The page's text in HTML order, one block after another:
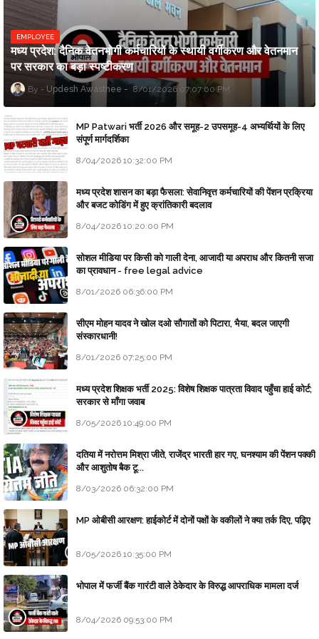
EMPLOYEE
मध्य प्रदेश: दैनिक वेतनभोगी कर्मचारियों के स्थायी वर्गीकरण और वेतनमान
पर सरकार का बड़ा स्पष्टीकरण
Updesh Awasthee 8/01/2026 07:07:00 PM
MP Patwari भर्ती 2026 और समूह-2 उपसमूह-4 अभ्यर्थियों के लिए
संपूर्ण मार्गदर्शिका
8/04/2026 10:32:00 PM
मध्य प्रदेश शासन का बड़ा फैसला: सेवानिवृत्त कर्मचारियों की पेंशन प्रक्रिया
और बजट कोडिंग में हुए क्रांतिकारी बदलाव
8/04/2026 10:20:00 PM
सोशल मीडिया पर किसी को गाली देना, आजादी या अपराध और कितनी सजा
का प्रावधान - free legal advice
8/01/2026 06:36:00 PM
सीएम मोहन यादव ने खोल दओ सौगातों को पिटारा, भैया, बदल जाएगी
संस्कारधानी!
8/01/2026 07:25:00 PM
मध्य प्रदेश शिक्षक भर्ती 2025: विशेष शिक्षक पात्रता विवाद पहुँचा हाई कोर्ट;
सरकार से माँगा जवाब
8/05/2026 10:49:00 PM
दतिया में नरोत्तम मिश्रा जीते, राजेंद्र भारती हार गए, घनश्याम की पेंशन पक्की
और आशुतोष बैक टू...
8/03/2026 06:32:00 PM
MP ओबीसी आरक्षण: हाईकोर्ट में दोनों पक्षों के वकीलों ने क्या तर्क दिए, पढ़िए
8/05/2026 10:35:00 PM
भोपाल में फर्जी बैंक गारंटी वाले ठेकेदार के विरुद्ध आपराधिक मामला दर्ज
8/04/2026 09:53:00 PM